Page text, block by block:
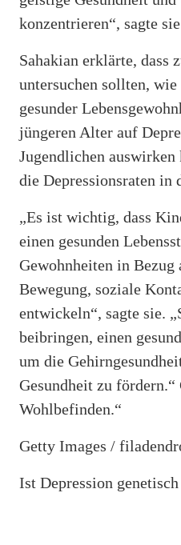
konzentrieren“, sagte
Sahakian erklärte, dass
untersuchen sollten,
gesunder
jüngeren Alter auf
Jugendlichen
die Depressionsraten in
„Es ist wichtig, dass
einen gesunden
Gewohnheiten in
Bewegung, soziale
entwickeln“, sagte sie.
beibringen, einen
um die
Gesundheit zu fördern.“
Wohlbefinden.“
Getty Images /
Ist Depression